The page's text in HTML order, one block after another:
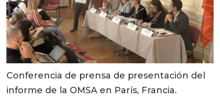
Conferencia de prensa de presentación del
informe de la OMSA en París, Francia.